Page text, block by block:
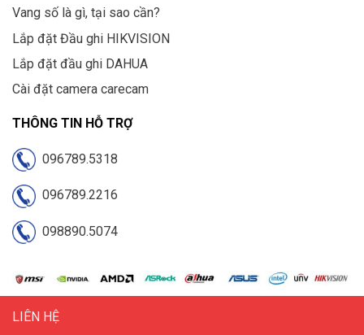
Vang số là gì, tại sao cần?
Lắp đặt Đầu ghi HIKVISION
Lắp đặt đầu ghi DAHUA
Cài đặt camera carecam
THÔNG TIN HỖ TRỢ
096789.5318
096789.2216
098890.5074
LIÊN HỆ